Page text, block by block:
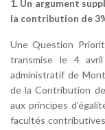
1. Un argument
la contribution de
Une Question
transmise le 4
administratif de
de la Contribution
aux principes
facultés